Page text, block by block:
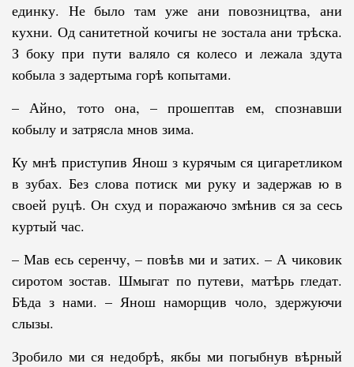
единку. Не было там уже ани повозництва, ани
кухни. Од санитетной кочигы не зостала ани трѣска.
З боку при пути валяло ся колесо и лежала здута
кобыла з задер­ты­ма горѣ копытами.
– Айно, тото она, – прошептав ем, спознавши
кобылу и затрясла мнов зима.
Ку мнѣ приступив Янош з курячым ся цигаретликом
в зубах. Без слова потиск ми руку и задержав ю в
своей руцѣ. Он схуд и поражаючо змѣнив ся за сесь
куртый час.
– Мав есь серенчу, – повѣв ми и затих. – А чиковик
сиротом зостав. Шмыгат по путеви, матѣрь гледат.
Бѣда з нами. – Янош наморщив чоло, здержуючи
слызы.
Зробило ми ся недобрѣ, якбы ми погыбнув вѣрный